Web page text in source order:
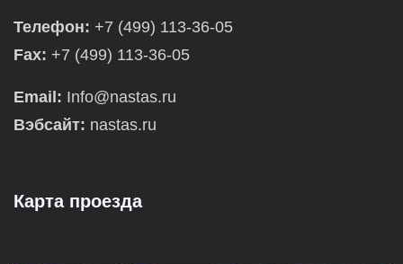
Телефон: +7 (499) 113-36-05
Fax: +7 (499) 113-36-05
Email: Info@nastas.ru
Вэбсайт: nastas.ru
Карта проезда